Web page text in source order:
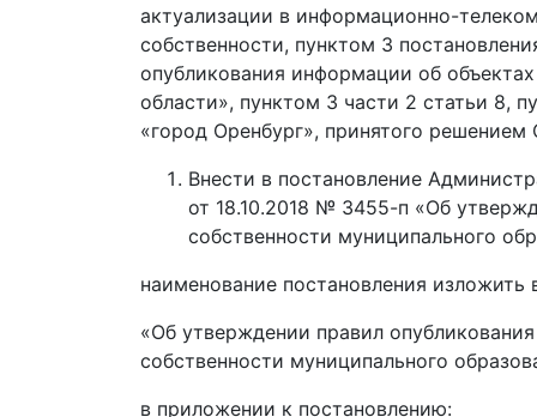
актуализации в информационно-
собственности, пунктом 3
опубликования информации об
области», пунктом 3 части 2 статьи 8,
«город Оренбург», принятого
Внести в постановление
от 18.10.2018 № 3455-п «Об
собственности муниципального
наименование постановления изложить
«Об утверждении правил
собственности муниципального
в приложении к постановлению: